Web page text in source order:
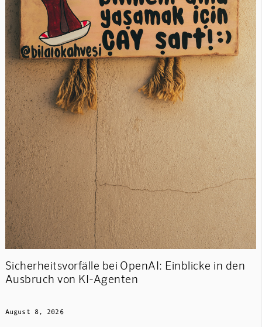
Sicherheitsvorfälle bei OpenAI: Einblicke in den
Ausbruch von KI-Agenten
August 8, 2026